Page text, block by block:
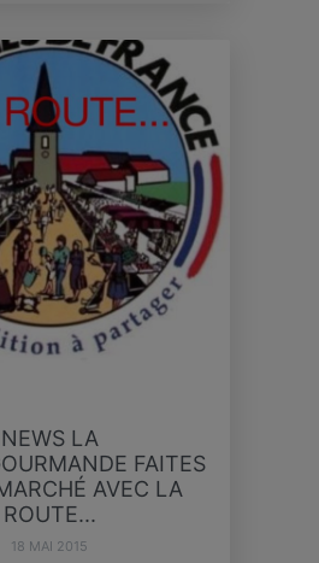
NEWS LA
FAITES
AVEC LA
ROUTE...
18 MAI 2015